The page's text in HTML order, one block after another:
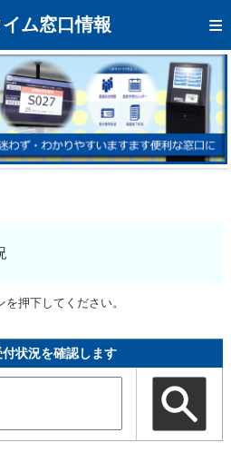
ム窓口情報
況
押下してください。
状況を確認します